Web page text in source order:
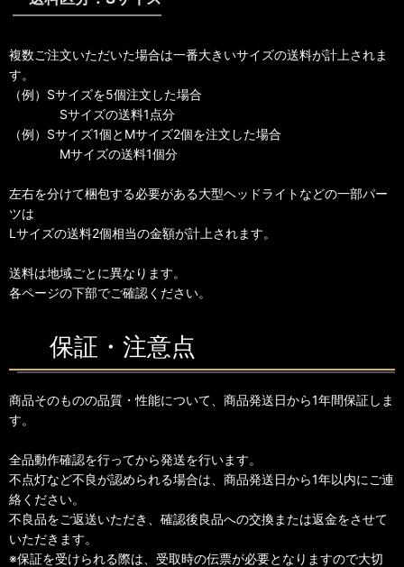
複数ご注文いただいた場合は一番大きいサイズの送料が計上されま
す。
（例）Sサイズを5個注文した場合
Sサイズの送料1点分
（例）Sサイズ1個とMサイズ2個を注文した場合
Mサイズの送料1個分
左右を分けて梱包する必要がある大型ヘッドライトなどの一部パー
ツは
Lサイズの送料2個相当の金額が計上されます。
送料は地域ごとに異なります。
各ページの下部でご確認ください。
保証・注意点
商品そのものの品質・性能について、商品発送日から1年間保証しま
す。
全品動作確認を行ってから発送を行います。
不点灯など不良が認められる場合は、商品発送日から1年以内にご連
絡ください。
不良品をご返送いただき、確認後良品への交換または返金をさせて
いただきます。
※保証を受けられる際は、受取時の伝票が必要となりますので大切